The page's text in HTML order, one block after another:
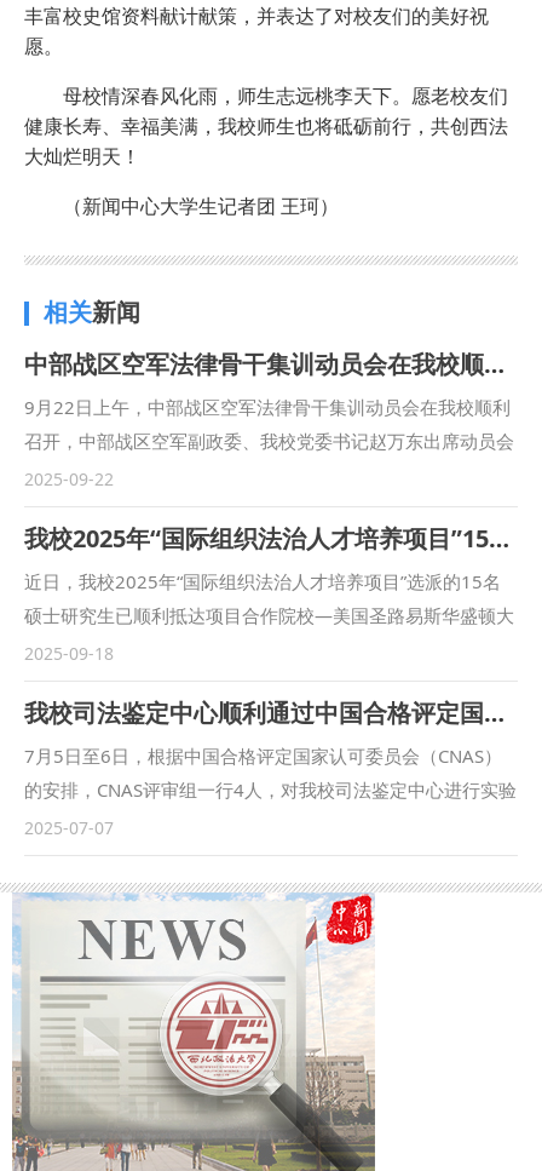
丰富校史馆资料献计献策，并表达了对校友们的美好祝
愿。
母校情深春风化雨，师生志远桃李天下。愿老校友们
健康长寿、幸福美满，我校师生也将砥砺前行，共创西法
大灿烂明天！
（新闻中心大学生记者团 王珂）
相关新闻
中部战区空军法律骨干集训动员会在我校顺利召开
9月22日上午，中部战区空军法律骨干集训动员会在我校顺利
召开，中部战区空军副政委、我校党委书记赵万东出席动员会
并讲话。 赵万东在致辞中简要介绍了我校的红色校史、学科
特色及干部教育培训工作的有关情况。他指出，本次集训是深
入贯彻落实习近平强军思想和依法治军战略的具体行动，是军
校携手共育高素质法治人才的重要实践，也是对学校办学水平
和培训组织能力的一次实战检验。学校将充分发挥法学学科优
势和师资力量，为参训学员提供系统化、专业化、高水平的课
程体系和教学服务。希望以此次集训为起点，双方进一步拓展
合作领域、深化合作内容，重点围绕空天安全立法、涉外军事
法律行动法律保障、国际军事法律冲突预防与解决等前沿领域
开展协同攻关，努力破解军事法治建设重难点问题，为新时代
容系统、形式多样，既包括习近平法治思想体系、国际法服
务“一带一路”建设等宏观政策理论解读，也涵盖军事司法制度
演进、法律战经典战例剖析等专业内容，并安排赴雁塔法院开
展现场教学，通过专题讲授、案例研讨、实地观摩等多种方
式，着力提升参训学员的理论素养、专业水平和履职能力，为
推进军队法治建设高质量发展注入新动力。 中部战区空军法
律骨干参加本次集训。 （供稿：培训中心 撰稿：蔡珺 审核：
李集合）
2025-09-22
我校2025年“国际组织法治人才培养项目”15名硕士研究生顺利抵美开启沉浸式学习之旅
近日，我校2025年“国际组织法治人才培养项目”选派的15名
硕士研究生已顺利抵达项目合作院校—美国圣路易斯华盛顿大
学，受国家留学基金管理委员会全额资助开启为期一年的专业
课程学习。 根据美国圣路易斯华盛顿大学法学院安排，学生
需按培养方案系统修读法律职业伦理、法律程序基础、公司法
等法学核心课程，累计完成24学分学习任务，构建完整的法学
理论知识体系。同时，配套设置多元化教学实践模块，涵盖法
律英语强化训练、律师财务会计专项课程、法学领域专题研讨
会及模拟法庭实战演练等内容，旨在推动学生将理论知识与实
务操作深度结合，切实提升法律实务应用能力。学业之余，学
生可通过社团组织的学术交流、案例研讨等活动，深化对特定
法律领域的研究认知；此外，学校定期开展英语交流能力指导
与学术研究方法培训，助力学生突破语言沟通壁垒、掌握规范
的学术研究范式，全面提升综合学术素养。 同学们表示，衷
心感谢学校搭建的国际化学习与实践平台。大家坚信，通过在
美一年系统的专业学习与沉浸式实践锻炼，自身对国际法律规
则的理解深度及实际运用能力必将持续提升，这也将为后续参
与国际组织实习、投身国际法学领域相关工作筑牢坚实基础。
2025-09-18
我校司法鉴定中心顺利通过中国合格评定国家认可委员会实验室复评审及变更评审
7月5日至6日，根据中国合格评定国家认可委员会（CNAS）
的安排，CNAS评审组一行4人，对我校司法鉴定中心进行实验
室复评审及变更评审。评审组组长由主任评审员王波担任，成
员为技术专家贺庆辉、沈亚中、王晓明。校党委副书记张军
政、司法鉴定中心相关负责同志参加评审组组织首次会议。
张军政介绍了我校的历史沿革以及近年来在学科建设、司法鉴
定等方面取得的成绩。 司法鉴定中心主任、技术负责人程军
伟，副主任、质量负责人刘妍良陪同评审组走访中心受案室、
法医体检室、文书、痕迹实验室、电子数据实验室、法医物证
实验室。评审组结合中心提供的资料，通过现场测试、授权签
字人面试考核、鉴定人座谈会及查阅档案等方式对本中心开展
了专业、全面、细致的评审工作。 7月6日下午，王波主持召
开了中心评审工作反馈会和末次会议。会上，评审组对中心的
2025-07-07